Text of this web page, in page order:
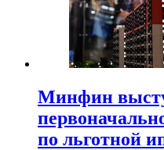
Минфин
по льготной